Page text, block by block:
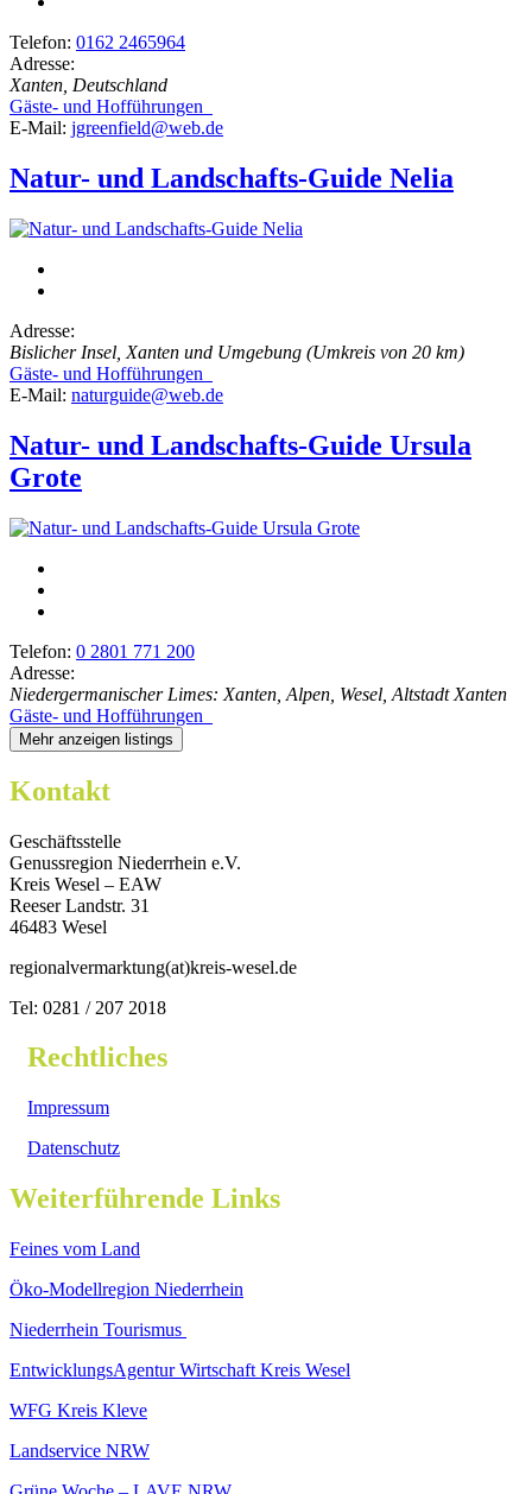
Telefon: 0162 2465964
Adresse:
Xanten, Deutschland
Gäste- und Hofführungen
E-Mail: jgreenfield@web.de
Natur- und Landschafts-Guide Nelia
Adresse:
Bislicher Insel, Xanten und Umgebung (Umkreis von 20 km)
Gäste- und Hofführungen
E-Mail: naturguide@web.de
Natur- und Landschafts-Guide Ursula
Grote
Telefon: 0 2801 771 200
Adresse:
Niedergermanischer Limes: Xanten, Alpen, Wesel, Altstadt Xanten
Gäste- und Hofführungen
Mehr anzeigen listings
Kontakt
Geschäftsstelle
Genussregion Niederrhein e.V.
Kreis Wesel – EAW
Reeser Landstr. 31
46483 Wesel
regionalvermarktung(at)kreis-wesel.de
Tel: 0281 / 207 2018
Rechtliches
Impressum
Datenschutz
Weiterführende Links
Feines vom Land
Öko-Modellregion Niederrhein
Niederrhein Tourismus
EntwicklungsAgentur Wirtschaft Kreis Wesel
WFG Kreis Kleve
Landservice NRW